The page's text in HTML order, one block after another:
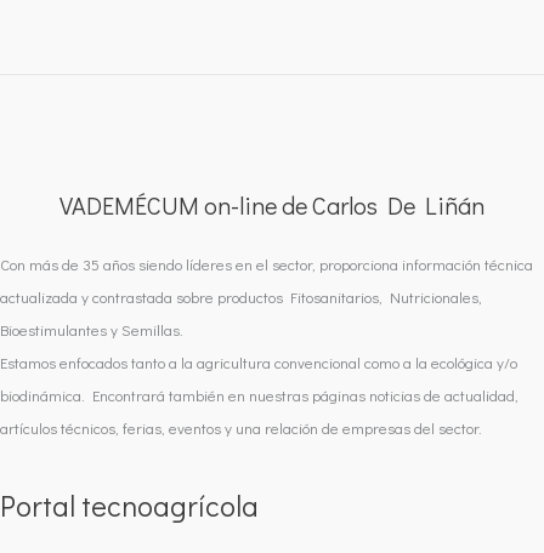
VADEMÉCUM on-line de Carlos De Liñán
Con más de 35 años siendo líderes en el sector, proporciona información técnica
actualizada y contrastada sobre productos Fitosanitarios, Nutricionales,
Bioestimulantes y Semillas.
Estamos enfocados tanto a la agricultura convencional como a la ecológica y/o
biodinámica. Encontrará también en nuestras páginas noticias de actualidad,
artículos técnicos, ferias, eventos y una relación de empresas del sector.
Portal tecnoagrícola